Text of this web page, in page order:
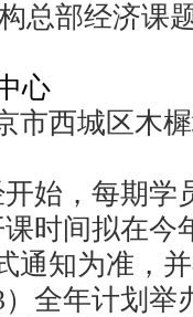
总部经济课
心
市西城区木
始，每期学
时间拟在今
通知为准，
）全年计划举